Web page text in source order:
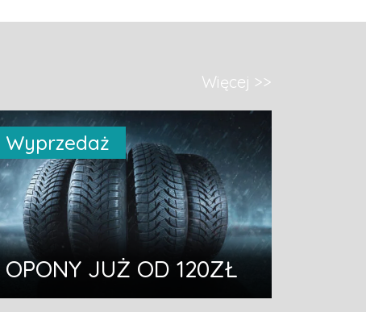
Więcej >>
Wyprzedaż
OPONY JUŻ OD 120ZŁ